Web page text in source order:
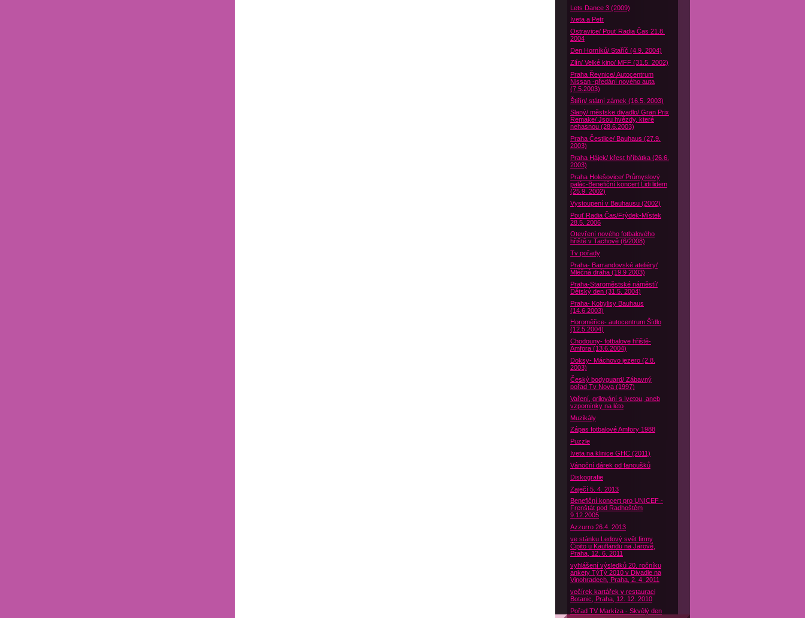
Lets Dance 3 (2009)
Iveta a Petr
Ostravice/ Pouť Radia Čas 21.8.
2004
Den Horníků/ Staříč (4.9. 2004)
Zlín/ Velké kino/ MFF (31.5. 2002)
Praha Řevnice/ Autocentrum
Nissan -předání nového auta
(7.5.2003)
Štiřín/ státní zámek (16.5. 2003)
Slaný/ městske divadlo/ Gran Prix
Remake/ Jsou hvězdy, které
nehasnou (28.6.2003)
Praha Čestlice/ Bauhaus (27.9.
2003)
Praha Hájek/ křest hříbátka (26.6.
2003)
Praha Holešovice/ Průmyslový
palác-Benefiční koncert Lidi lidem
(25.9. 2002)
Vystoupení v Bauhausu (2002)
Pouť Radia Čas/Frýdek-Místek
28.5. 2006
Otevření nového fotbalového
hřiště v Tachově (6/2008)
Tv pořady
Praha- Barrandovské ateliéry/
Mléčná dráha (19.9 2003)
Praha-Staroměstské náměstí/
Dětský den (31.5. 2004)
Praha- Kobylisy Bauhaus
(14.6.2003)
Horoměřice- autocentrum Šídlo
(12.5.2004)
Chodouny- fotbalove hřiště-
Amfora (13.6.2004)
Doksy- Máchovo jezero (2.8.
2003)
Český bodyguard/ Zábavný
pořad Tv Nova (1997)
Vaření, grilování s Ivetou, aneb
vzpomínky na léto
Muzikály
Zápas fotbalové Amfory 1988
Puzzle
Iveta na klinice GHC (2011)
Vánoční dárek od fanoušků
Diskografie
Zaječí 5. 4. 2013
Benefiční koncert pro UNICEF -
Frenštát pod Radhoštěm
9.12.2005
Azzurro 26.4. 2013
ve stánku Ledový svět firmy
Čipito u Kauflandu na Jarově,
Praha, 12. 6. 2011
vyhlášení výsledků 20. ročníku
ankety TýTý 2010 v Divadle na
Vinohradech, Praha, 2. 4. 2011
večírek kartářek v restauraci
Botanic, Praha, 12. 12. 2010
Pořad TV Markíza - Skvělý den